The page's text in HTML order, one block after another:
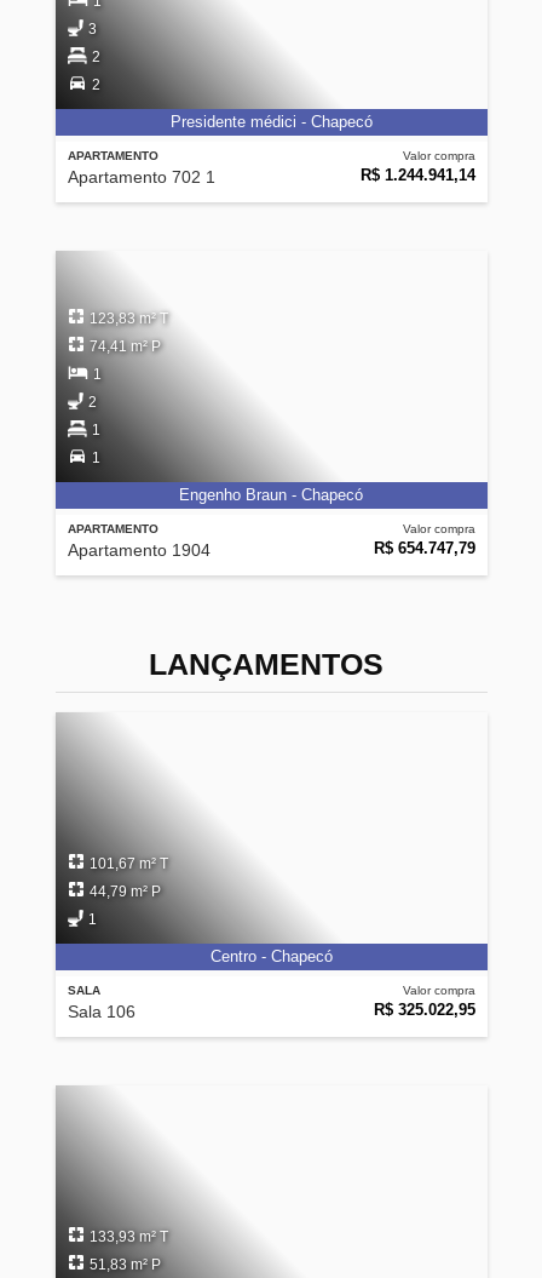
APARTAMENTO
Apartamento 702 1
Valor compra
R$ 1.244.941,14
3
2
2
Presidente médici - Chapecó
APARTAMENTO
Apartamento 1904
Valor compra
R$ 654.747,79
123,83 m² T
74,41 m² P
1
2
1
1
Engenho Braun - Chapecó
LANÇAMENTOS
SALA
Sala 106
Valor compra
R$ 325.022,95
101,67 m² T
44,79 m² P
1
Centro - Chapecó
133,93 m² T
51,83 m² P